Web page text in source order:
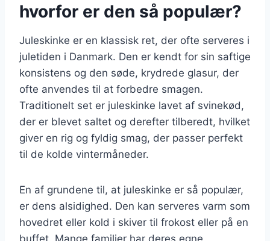
hvorfor er den så populær?
Juleskinke er en klassisk ret, der ofte serveres i
juletiden i Danmark. Den er kendt for sin saftige
konsistens og den søde, krydrede glasur, der
ofte anvendes til at forbedre smagen.
Traditionelt set er juleskinke lavet af svinekød,
der er blevet saltet og derefter tilberedt, hvilket
giver en rig og fyldig smag, der passer perfekt
til de kolde vintermåneder.
En af grundene til, at juleskinke er så populær,
er dens alsidighed. Den kan serveres varm som
hovedret eller kold i skiver til frokost eller på en
buffet. Mange familier har deres egne